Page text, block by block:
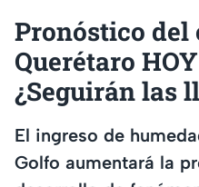
Pronóstico del
Querétaro
¿Seguirán las
El ingreso de
Golfo aumentará la